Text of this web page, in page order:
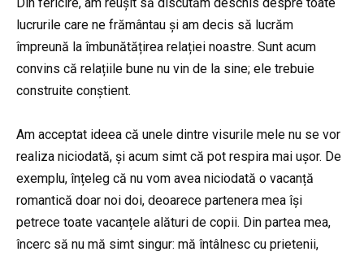
lucrurile care ne frământau și am decis să lucrăm
împreună la îmbunătățirea relației noastre. Sunt acum
convins că relațiile bune nu vin de la sine; ele trebuie
construite conștient.
Am acceptat ideea că unele dintre visurile mele nu se vor
realiza niciodată, și acum simt că pot respira mai ușor. De
exemplu, înțeleg că nu vom avea niciodată o vacanță
romantică doar noi doi, deoarece partenera mea își
petrece toate vacanțele alături de copii. Din partea mea,
încerc să nu mă simt singur: mă întâlnesc cu prietenii,